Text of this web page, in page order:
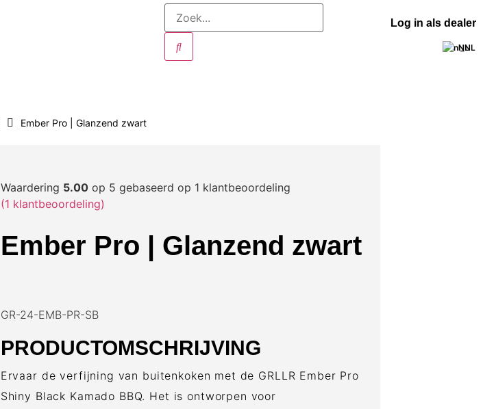
Log in als dealer
NL
Ember Pro | Glanzend zwart
Waardering 5.00op 5 gebaseerd op 1 klantbeoordeling
(1 klantbeoordeling)
Ember Pro | Glanzend zwart
GR-24-EMB-PR-SB
PRODUCTOMSCHRIJVING
Ervaar de verfijning van buitenkoken met de GRLLR Ember Pro
Shiny Black Kamado BBQ. Het is ontworpen voor